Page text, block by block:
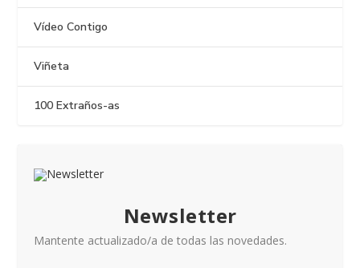
Vídeo Contigo
Viñeta
100 Extraños-as
Newsletter
Mantente actualizado/a de todas las novedades.